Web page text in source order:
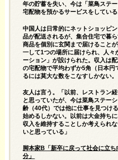
年の貯蓄を失い、今は「菜鳥ステ
宅配物を預かるサービスをしている
中国人は日常的にネットショッピ
品が配送されるが、集合住宅で暮
商品を個別に玄関まで届けること
一して1つの場所に届けられ、人々
ーション」が設けられた。収入は
の宅配物で平均わずか5角（日本
るには莫大な数をこなすしかない。
友人は言う。「以前、レストラン
と思っていたが、今は菜鳥ステー
齢（40代）では他に仕事を見つけ
始めるしかない。以前は大金持ち
収入を維持することしか考えられ
いと思っている」
脚本家B「新卒に戻って社会に立
分」